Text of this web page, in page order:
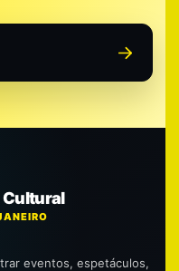
eventos, espetáculos,